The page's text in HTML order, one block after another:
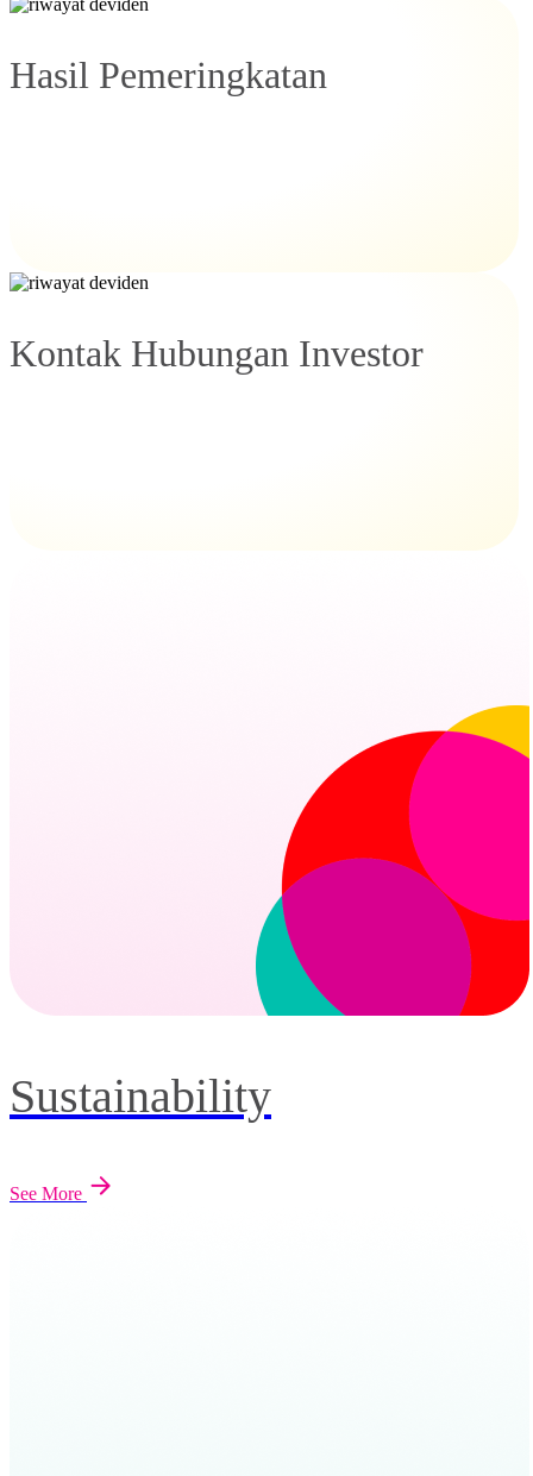
Hasil Pemeringkatan
Kontak Hubungan Investor
Sustainability
See More